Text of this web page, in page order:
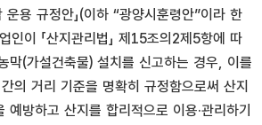
운용 규정안」(이하 “광양시훈령안”이라 한
인이 「산지관리법」 제15조의2제5항에 따
막(가설건축물) 설치를 신고하는 경우, 이를
의 거리 기준을 명확히 규정함으로써 산지
방하고 산지를 합리적으로 이용·관리하기